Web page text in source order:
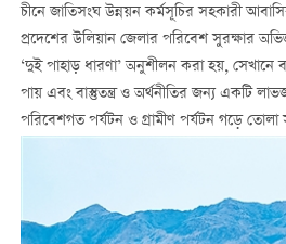
চীনে জাতিসংঘ উন্নয়ন কর্মসূচির সহকারী
প্রদেশের উলিয়ান জেলার পরিবেশ সুরক্ষার
‘দুই পাহাড় ধারণা’ অনুশীলন করা হয়, সেখানে
পায় এবং বাস্তুতন্ত্র ও অর্থনীতির জন্য একটি
পরিবেশগত পর্যটন ও গ্রামীণ পর্যটন গড়ে তোলা